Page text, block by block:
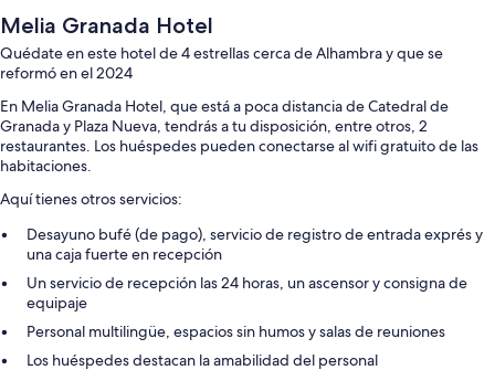
Melia Granada Hotel
Quédate en este hotel de 4 estrellas cerca de Alhambra y que se
reformó en el 2024
En Melia Granada Hotel, que está a poca distancia de Catedral de
Granada y Plaza Nueva, tendrás a tu disposición, entre otros, 2
restaurantes. Los huéspedes pueden conectarse al wifi gratuito de las
habitaciones.
Aquí tienes otros servicios:
Desayuno bufé (de pago), servicio de registro de entrada exprés y
una caja fuerte en recepción
Un servicio de recepción las 24 horas, un ascensor y consigna de
equipaje
Personal multilingüe, espacios sin humos y salas de reuniones
Los huéspedes destacan la amabilidad del personal